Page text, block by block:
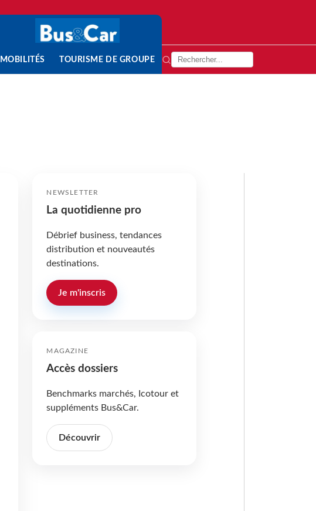
MOBILITÉS TOURISME DE GROUPE
NEWSLETTER
La quotidienne pro
Débrief business, tendances
distribution et nouveautés
destinations.
Je m'inscris
MAGAZINE
Accès dossiers
Benchmarks marchés, Icotour et
suppléments Bus&Car.
Découvrir